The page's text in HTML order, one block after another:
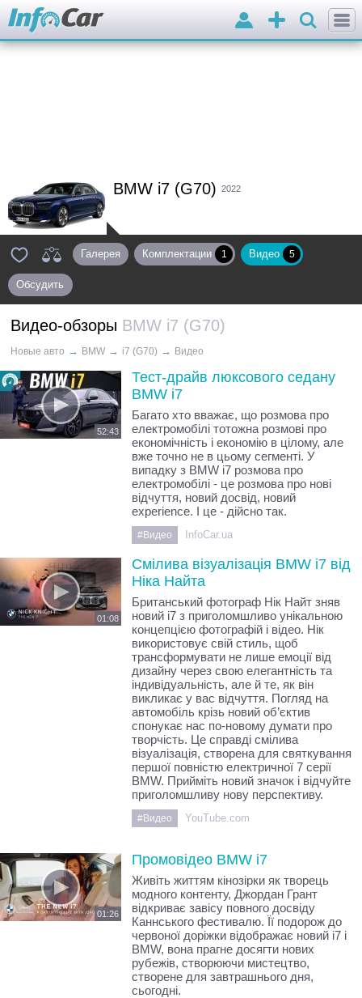
Добавить
объявление
Войти
BMW i7 (G70) 2022
Галерея Комплектации 1 Видео 5
Обсудить
Видео-обзоры BMW i7 (G70)
Новые авто → BMW → i7 (G70) → Видео
52:43
Тест-драйв люксового седану
BMW i7
Багато хто вважає, що розмова про
електромобілі тотожна розмові про
економічність і економію в цілому, але
вже точно не в цьому сегменті. У
випадку з BMW i7 розмова про
електромобілі - це розмова про нові
відчуття, новий досвід, новий
experience. І це - дійсно так.
#Видео InfoCar.ua
01:08
Смілива візуалізація BMW i7 від
Ніка Найта
Британський фотограф Нік Найт зняв
новий i7 з приголомшливо унікальною
концепцією фотографій і відео. Нік
використовує свій стиль, щоб
трансформувати не лише емоції від
дизайну через свою елегантність та
індивідуальність, але й те, як він
викликає у вас відчуття. Погляд на
автомобіль крізь новий об’єктив
спонукає нас по-новому думати про
творчість. Це справді смілива
візуалізація, створена для святкування
першої повністю електричної 7 серії
BMW. Прийміть новий значок і відчуйте
приголомшливу нову перспективу.
#Видео YouTube.com
01:26
Промовідео BMW i7
Живіть життям кінозірки як творець
модного контенту, Джордан Грант
відкриває завісу повного досвіду
Каннського фестивалю. Її подорож до
червоної доріжки відображає новий i7 і
BMW, вона прагне досягти нових
рубежів, створюючи мистецтво,
створене для завтрашнього дня,
сьогодні.